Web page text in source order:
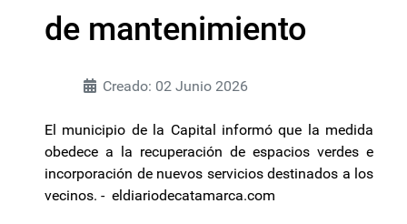
de mantenimiento
Creado: 02 Junio 2026
El municipio de la Capital informó que la medida
obedece a la recuperación de espacios verdes e
incorporación de nuevos servicios destinados a los
vecinos. - eldiariodecatamarca.com